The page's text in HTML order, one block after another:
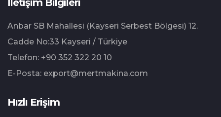
İletişim Bilgileri
Anbar SB Mahallesi (Kayseri Serbest Bölgesi) 12.⁠
⁠Cadde No:33 Kayseri / Türkiye
Telefon: +90 352 322 20 10
E-Posta: export@mertmakina.com
Hızlı Erişim